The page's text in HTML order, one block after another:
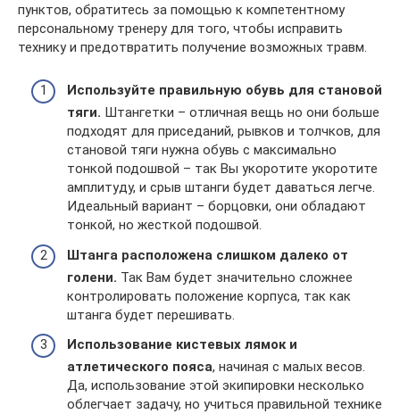
пунктов, обратитесь за помощью к компетентному
персональному тренеру для того, чтобы исправить
технику и предотвратить получение возможных травм.
Используйте правильную обувь для становой
тяги. Штангетки – отличная вещь но они больше
подходят для приседаний, рывков и толчков, для
становой тяги нужна обувь с максимально
тонкой подошвой – так Вы укоротите укоротите
амплитуду, и срыв штанги будет даваться легче.
Идеальный вариант – борцовки, они обладают
тонкой, но жесткой подошвой.
Штанга расположена слишком далеко от
голени. Так Вам будет значительно сложнее
контролировать положение корпуса, так как
штанга будет перешивать.
Использование кистевых лямок и
атлетического пояса, начиная с малых весов.
Да, использование этой экипировки несколько
облегчает задачу, но учиться правильной технике